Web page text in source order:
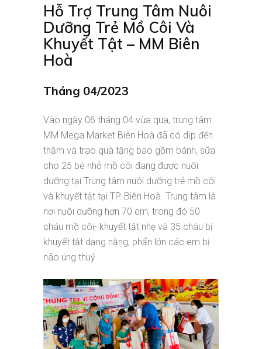
Hỗ Trợ Trung Tâm Nuôi
Dưỡng Trẻ Mồ Côi Và
Khuyết Tật – MM Biên
Hoà
Tháng 04/2023
Vào ngày 06 tháng 04 vừa qua, trung tâm
MM Mega Market Biên Hoà đã có dịp đến
thăm và trao quà tặng bao gồm bánh, sữa
cho 25 bé nhỏ mồ côi đang được nuôi
dưỡng tại Trung tâm nuôi dưỡng trẻ mồ côi
và khuyết tật tại TP. Biên Hoà. Trung tâm là
nơi nuôi dưỡng hơn 70 em, trong đó 50
cháu mồ côi- khuyết tật nhẹ và 35 cháu bị
khuyết tật dạng nặng, phẩn lớn các em bị
não úng thuỷ.